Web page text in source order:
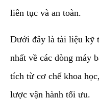
liên tục và an toàn.
​Dưới đây là tài liệu kỹ
nhất về các dòng máy
tích từ cơ chế khoa
lược vận hành tối ưu.